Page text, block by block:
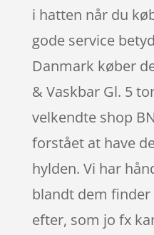
i hatten når du
gode service
Danmark køber
& Vaskbar Gl. 5
velkendte shop
forstået at have
hylden. Vi har
blandt dem
efter, som jo fx